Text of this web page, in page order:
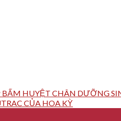
HUYỆT CHÂN DƯỠNG
CỦA HOA KỲ